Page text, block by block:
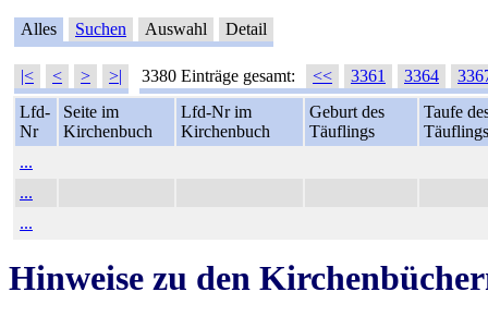
Alles Suchen Auswahl Detail
|< < > >| 3380 Einträge gesamt: << 3361 3364
Lfd-
Nr
Seite im
Kirchenbuch
Lfd-Nr im
Kirchenbuch
Geburt des
Täuflings
Taufe
Täuflings
...
...
...
Hinweise zu den